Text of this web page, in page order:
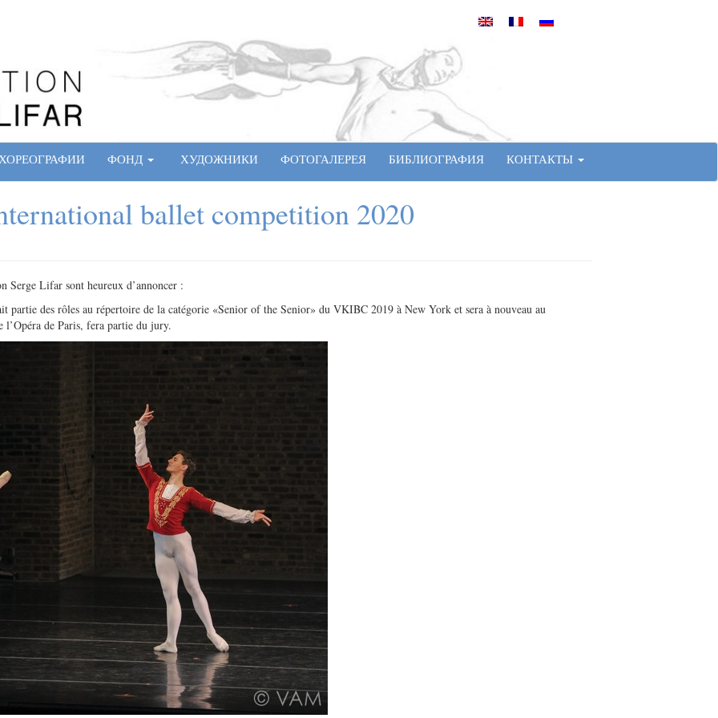
ФОНД ХУДОЖНИКИ ФОТОГАЛЕРЕЯ БИБЛИОГРАФИЯ КОНТАКТЫ
ballet competition 2020
Serge Lifar sont heureux d’annoncer :
partie des rôles au répertoire de la catégorie «Senior of the Senior» du VKIBC 2019 à New York et sera à nouveau au
l’Opéra de Paris, fera partie du jury.